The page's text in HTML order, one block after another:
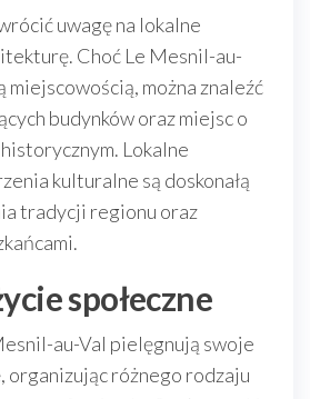
uwagę na lokalne
Choć Le Mesnil-au-
można znaleźć
budynków oraz miejsc o
Lokalne
kulturalne są doskonałą
tradycji regionu oraz
społeczne
au-Val pielęgnują swoje
różnego rodzaju